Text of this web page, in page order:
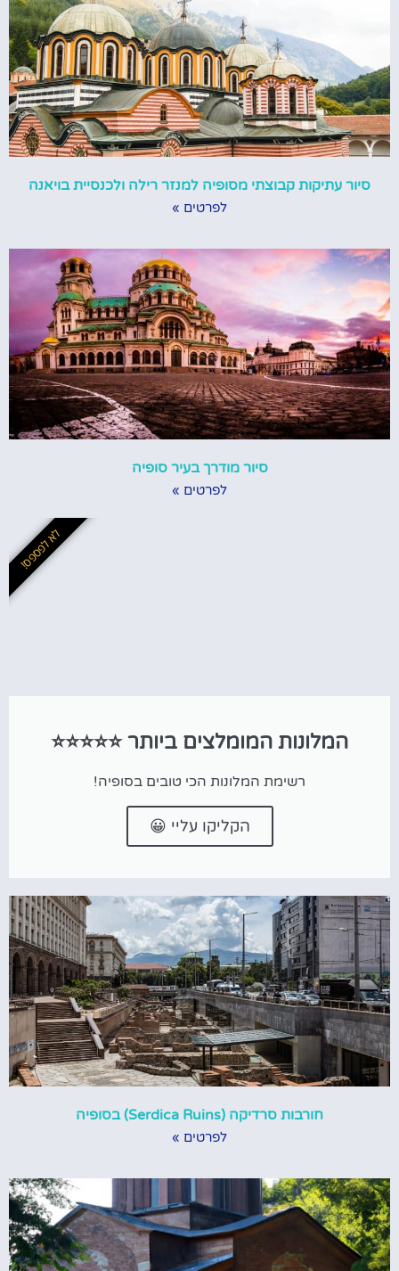
סיור עתיקות קבוצתי מסופיה למנזר רילה ולכנסיית בויאנה
לפרטים »
סיור מודרך בעיר סופיה
לפרטים »
המלונות המומלצים ביותר ⭐⭐⭐⭐⭐
רשימת המלונות הכי טובים בסופיה!
הקליקו עליי 😀
לא לפספס!
חורבות סרדיקה (Serdica Ruins) בסופיה
לפרטים »